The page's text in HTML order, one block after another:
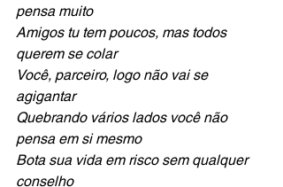
pensa muito
Amigos tu tem poucos, mas todos
querem se colar
Você, parceiro, logo não vai se
agigantar
Quebrando vários lados você não
pensa em si mesmo
Bota sua vida em risco sem qualquer
conselho